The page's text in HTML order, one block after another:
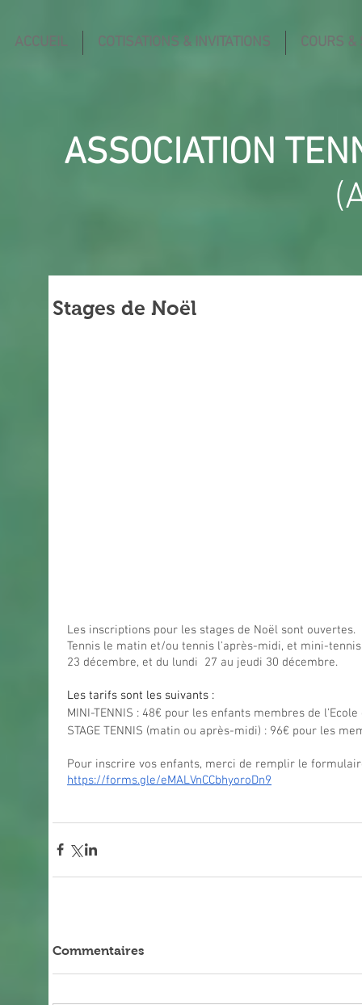
ACCUEIL COTISATIONS & INVITATIONS COURS &
ASSOCIATION
Stages de Noël
Les inscriptions pour les stages de Noël sont
Tennis le matin et/ou tennis l'après-midi, et mini-
23 décembre, et du lundi  27 au jeudi 30 décembre.
Les tarifs sont les suivants :
MINI-TENNIS : 48€ pour les enfants membres de
STAGE TENNIS (matin ou après-midi) : 96€ pour les
Pour inscrire vos enfants, merci de remplir le
https://forms.gle/eMALVnCCbhyoroDn9
Commentaires